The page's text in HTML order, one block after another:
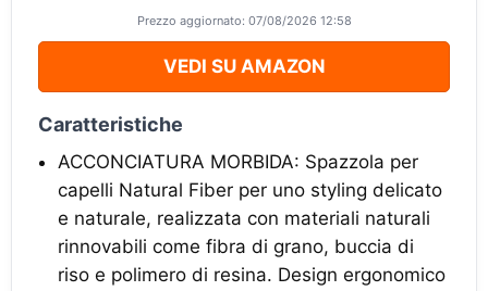
Prezzo aggiornato: 07/08/2026 12:58
VEDI SU AMAZON
Caratteristiche
ACCONCIATURA MORBIDA: Spazzola per
capelli Natural Fiber per uno styling delicato
e naturale, realizzata con materiali naturali
rinnovabili come fibra di grano, buccia di
riso e polimero di resina. Design ergonomico